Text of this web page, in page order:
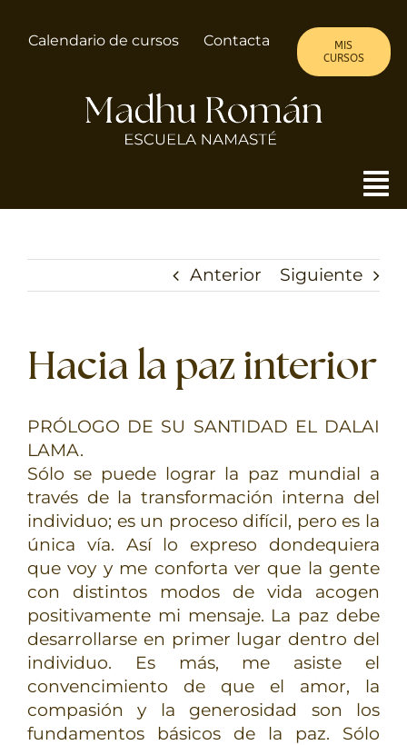
Calendario de cursos Contacta
MIS
CURSOS
ALMA DE MUJER
CURSOS
TERAPIAS
RETIROS
GRATIS
Anterior Siguiente
Hacia la paz interior
PRÓLOGO DE SU SANTIDAD EL DALAI
LAMA.
Sólo se puede lograr la paz mundial a
través de la transformación interna del
individuo; es un proceso difícil, pero es la
única vía. Así lo expreso dondequiera
que voy y me conforta ver que la gente
con distintos modos de vida acogen
positivamente mi mensaje. La paz debe
desarrollarse en primer lugar dentro del
individuo. Es más, me asiste el
convencimiento de que el amor, la
compasión y la generosidad son los
fundamentos básicos de la paz. Sólo